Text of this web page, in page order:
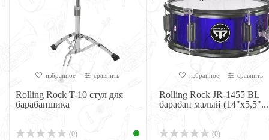
избранное сравнить
Rolling Rock T-10 стул для
барабанщика
(0)
избранное сравнить
Rolling Rock JR-1455 BL
барабан малый (14"х5,5"...
(0)